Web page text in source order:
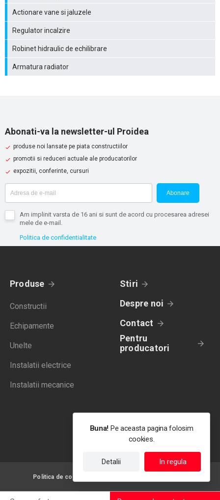
Actionare vane si jaluzele
Regulator incalzire
Robinet hidraulic de echilibrare
Armatura radiator
Abonati-va la newsletter-ul Proidea
produse noi lansate pe piata constructiilor
promotii si reduceri actuale ale producatorilor
expozitii, conferinte, cursuri
Abonare
Am implinit varsta de 16 ani si sunt de acord cu procesarea adresei
mele de e-mail.
Politica de confidentialitate
Produse
Constructii
Echipamente
Unelte
Instalatii electrice
Instalatii mecanice
Stiri
Despre noi
Contact
Pentru
producatori
Politica de confidentialitate
Buna! Pe aceasta pagina folosim
cookies.
Detalii In regula